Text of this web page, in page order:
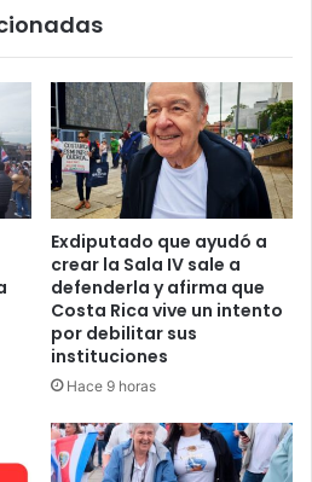
Exdiputado que ayudó a
crear la Sala IV sale a
defenderla y afirma que
Costa Rica vive un intento
por debilitar sus
instituciones
Hace 9 horas